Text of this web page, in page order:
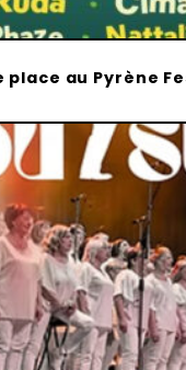
place au Pyrène